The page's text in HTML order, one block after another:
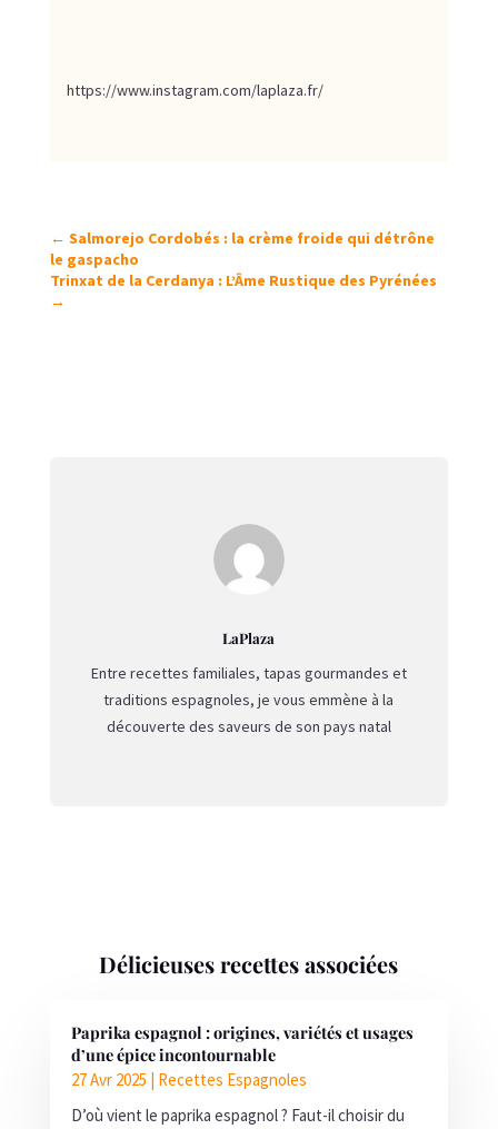
https://www.instagram.com/laplaza.fr/
← Salmorejo Cordobés : la crème froide qui détrône
le gaspacho
Trinxat de la Cerdanya : L’Âme Rustique des Pyrénées
→
LaPlaza
Entre recettes familiales, tapas gourmandes et
traditions espagnoles, je vous emmène à la
découverte des saveurs de son pays natal
Délicieuses recettes associées
Paprika espagnol : origines, variétés et usages
d’une épice incontournable
27 Avr 2025
Recettes Espagnoles
D’où vient le paprika espagnol ? Faut-il choisir du